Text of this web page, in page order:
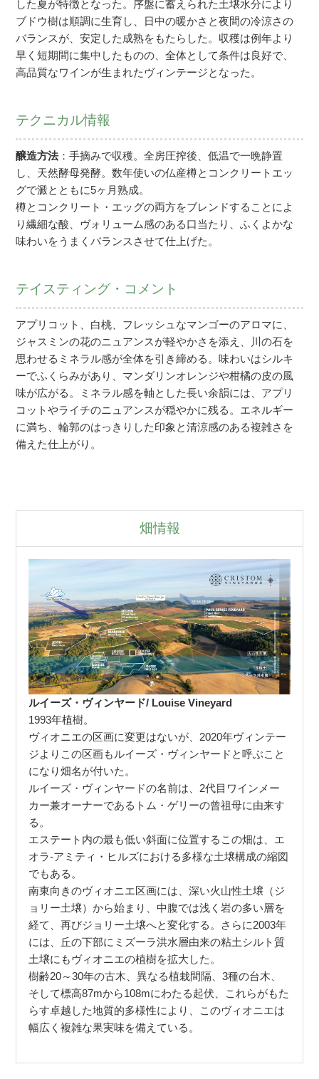
した夏が特徴となった。序盤に蓄えられた土壌水分により
ブドウ樹は順調に生育し、日中の暖かさと夜間の冷涼さの
バランスが、安定した成熟をもたらした。収穫は例年より
早く短期間に集中したものの、全体として条件は良好で、
高品質なワインが生まれたヴィンテージとなった。
テクニカル情報
醸造方法：手摘みで収穫。全房圧搾後、低温で一晩静置
し、天然酵母発酵。数年使いの仏産樽とコンクリートエッ
グで澱とともに5ヶ月熟成。
樽とコンクリート・エッグの両方をブレンドすることによ
り繊細な酸、ヴォリューム感のある口当たり、ふくよかな
味わいをうまくバランスさせて仕上げた。
テイスティング・コメント
アプリコット、白桃、フレッシュなマンゴーのアロマに、
ジャスミンの花のニュアンスが軽やかさを添え、川の石を
思わせるミネラル感が全体を引き締める。味わいはシルキ
ーでふくらみがあり、マンダリンオレンジや柑橘の皮の風
味が広がる。ミネラル感を軸とした長い余韻には、アプリ
コットやライチのニュアンスが穏やかに残る。エネルギー
に満ち、輪郭のはっきりした印象と清涼感のある複雑さを
備えた仕上がり。
畑情報
ルイーズ・ヴィンヤード/ Louise Vineyard
1993年植樹。
ヴィオニエの区画に変更はないが、2020年ヴィンテー
ジよりこの区画もルイーズ・ヴィンヤードと呼ぶこと
になり畑名が付いた。
ルイーズ・ヴィンヤードの名前は、2代目ワインメー
カー兼オーナーであるトム・ゲリーの曾祖母に由来す
る。
エステート内の最も低い斜面に位置するこの畑は、エ
オラ-アミティ・ヒルズにおける多様な土壌構成の縮図
でもある。
南東向きのヴィオニエ区画には、深い火山性土壌（ジ
ョリー土壌）から始まり、中腹では浅く岩の多い層を
経て、再びジョリー土壌へと変化する。さらに2003年
には、丘の下部にミズーラ洪水層由来の粘土シルト質
土壌にもヴィオニエの植樹を拡大した。
樹齢20～30年の古木、異なる植栽間隔、3種の台木、
そして標高87mから108mにわたる起伏、これらがもた
らす卓越した地質的多様性により、このヴィオニエは
幅広く複雑な果実味を備えている。